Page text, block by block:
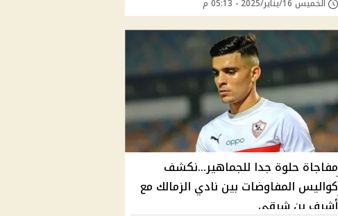
الخميس 16/يناير/2025 - 05:13 م
مفاجاة حلوة جدا للجماهير...نكشف
كواليس المفاوضات بين نادي الزمالك مع
أشرف بن شرقي